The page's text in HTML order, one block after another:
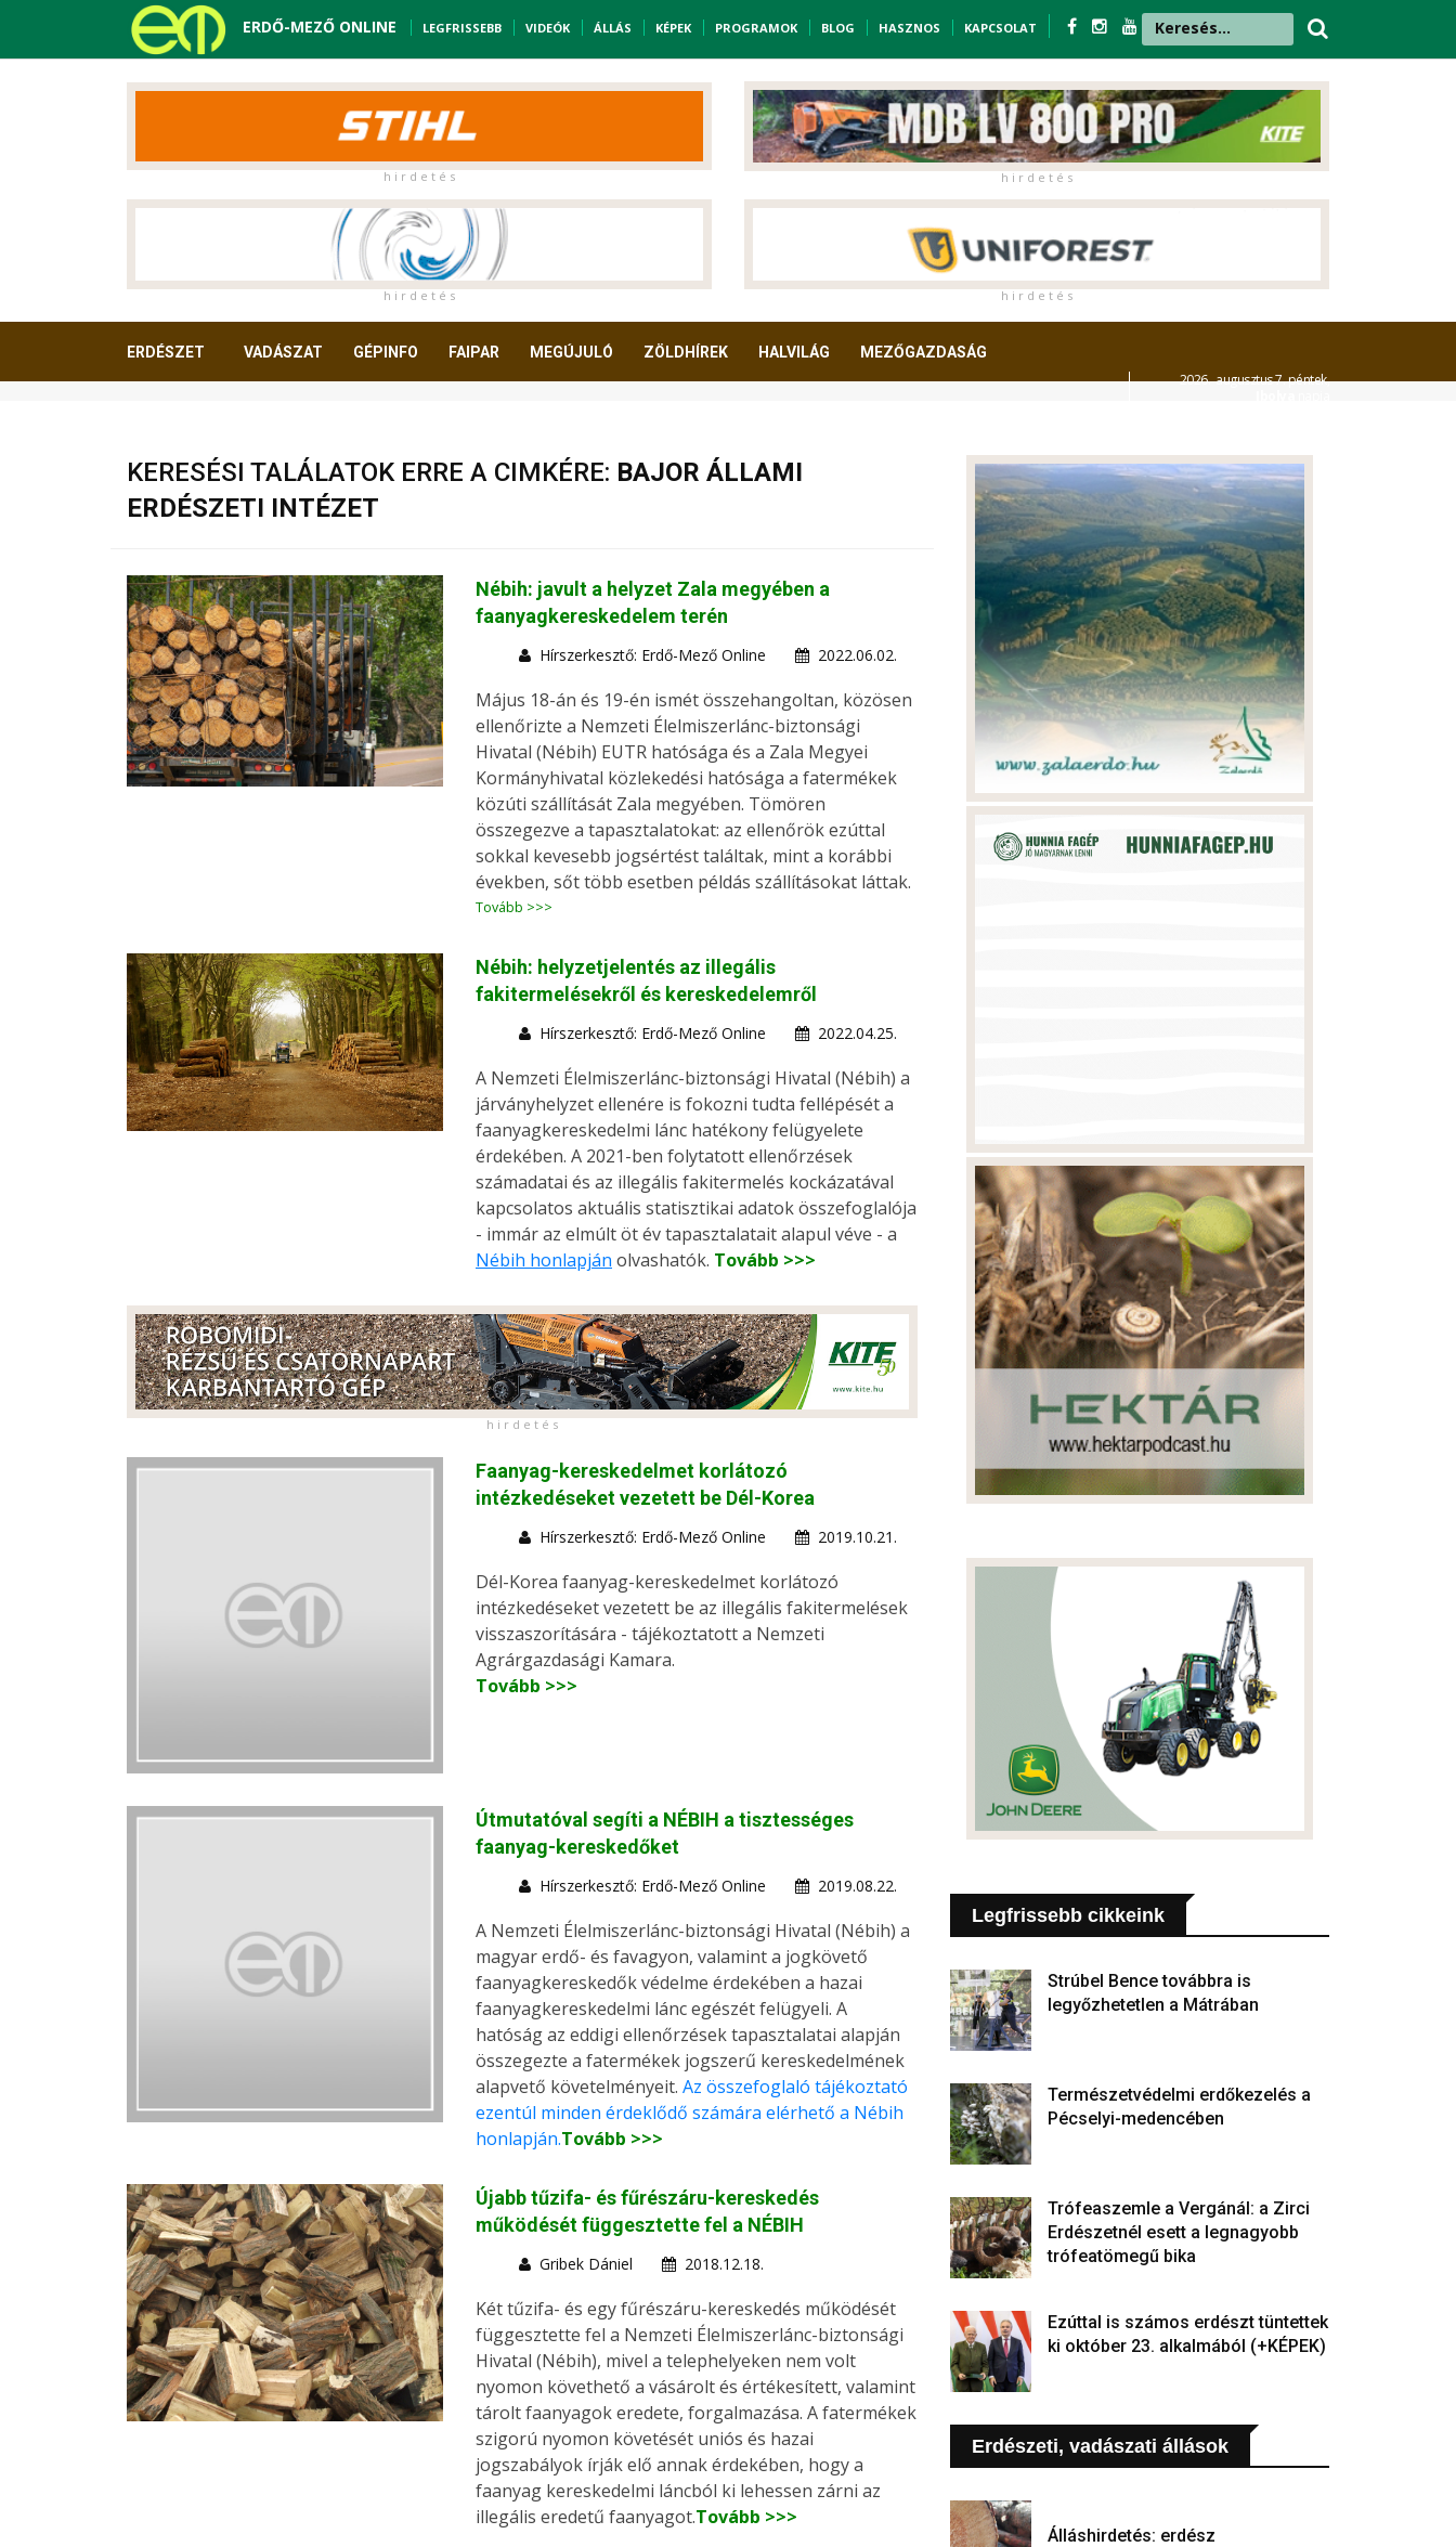
ERDŐ-MEZŐ ONLINE LEGFRISSEBB VIDEÓK ÁLLÁS KÉPEK PROGRAMOK BLOG HASZNOS KAPCSOLAT
h i r d e t é s h i r d e t é s
h i r d e t é s h i r d e t é s
ERDÉSZET VADÁSZAT GÉPINFO FAIPAR MEGÚJULÓ ZÖLDHÍREK HALVILÁG MEZŐGAZDASÁG
2026. augusztus 7. péntek,
KERESÉSI TALÁLATOK ERRE A CIMKÉRE: BAJOR ÁLLAMI
ERDÉSZETI INTÉZET
Nébih: javult a helyzet Zala megyében a
faanyagkereskedelem terén
Hírszerkesztő: Erdő-Mező Online 2022.06.02.
Május 18-án és 19-én ismét összehangoltan, közösen
ellenőrizte a Nemzeti Élelmiszerlánc-biztonsági
Hivatal (Nébih) EUTR hatósága és a Zala Megyei
Kormányhivatal közlekedési hatósága a fatermékek
közúti szállítását Zala megyében. Tömören
összegezve a tapasztalatokat: az ellenőrök ezúttal
sokkal kevesebb jogsértést találtak, mint a korábbi
években, sőt több esetben példás szállításokat láttak.
Tovább >>>
Nébih: helyzetjelentés az illegális
fakitermelésekről és kereskedelemről
Hírszerkesztő: Erdő-Mező Online 2022.04.25.
A Nemzeti Élelmiszerlánc-biztonsági Hivatal (Nébih) a
járványhelyzet ellenére is fokozni tudta fellépését a
faanyagkereskedelmi lánc hatékony felügyelete
érdekében. A 2021-ben folytatott ellenőrzések
számadatai és az illegális fakitermelés kockázatával
kapcsolatos aktuális statisztikai adatok összefoglalója
- immár az elmúlt öt év tapasztalatait alapul véve - a
Nébih honlapján olvashatók. Tovább >>>
h i r d e t é s
Faanyag-kereskedelmet korlátozó
intézkedéseket vezetett be Dél-Korea
Hírszerkesztő: Erdő-Mező Online 2019.10.21.
Dél-Korea faanyag-kereskedelmet korlátozó
intézkedéseket vezetett be az illegális fakitermelések
visszaszorítására - tájékoztatott a Nemzeti
Agrárgazdasági Kamara.
Tovább >>>
Útmutatóval segíti a NÉBIH a tisztességes
faanyag-kereskedőket
Hírszerkesztő: Erdő-Mező Online 2019.08.22.
A Nemzeti Élelmiszerlánc-biztonsági Hivatal (Nébih) a
magyar erdő- és favagyon, valamint a jogkövető
faanyagkereskedők védelme érdekében a hazai
faanyagkereskedelmi lánc egészét felügyeli. A
hatóság az eddigi ellenőrzések tapasztalatai alapján
összegezte a fatermékek jogszerű kereskedelmének
alapvető követelményeit. Az összefoglaló tájékoztató
ezentúl minden érdeklődő számára elérhető a Nébih
honlapján.Tovább >>>
Újabb tűzifa- és fűrészáru-kereskedés
működését függesztette fel a NÉBIH
Gribek Dániel 2018.12.18.
Két tűzifa- és egy fűrészáru-kereskedés működését
függesztette fel a Nemzeti Élelmiszerlánc-biztonsági
Hivatal (Nébih), mivel a telephelyeken nem volt
nyomon követhető a vásárolt és értékesített, valamint
tárolt faanyagok eredete, forgalmazása. A fatermékek
szigorú nyomon követését uniós és hazai
jogszabályok írják elő annak érdekében, hogy a
faanyag kereskedelmi láncból ki lehessen zárni az
illegális eredetű faanyagot.Tovább >>>
Legfrissebb cikkeink
Strúbel Bence továbbra is
legyőzhetetlen a Mátrában
Természetvédelmi erdőkezelés a
Pécselyi-medencében
Trófeaszemle a Vergánál: a Zirci
Erdészetnél esett a legnagyobb
trófeatömegű bika
Ezúttal is számos erdészt tüntettek
ki október 23. alkalmából (+KÉPEK)
Erdészeti, vadászati állások
Álláshirdetés: erdész